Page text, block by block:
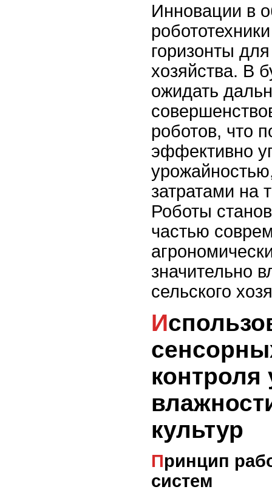
Инновации в
горизонты
хозяйства. В
ожидать
роботов, что
эффективно
затратами на
Роботы
частью
значительно
сельского
Использование
контроля
культур
Принцип работы сенсорных
систем